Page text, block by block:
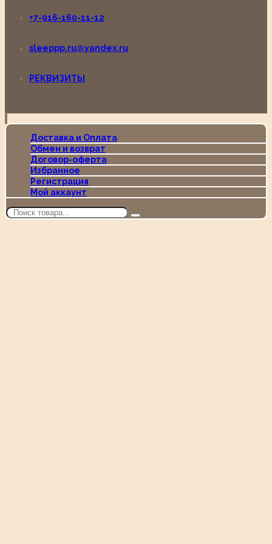
+7-916-160-11-12
sleeppp.ru@yandex.ru
РЕКВИЗИТЫ
Доставка и Оплата
Обмен и возврат
Договор-оферта
Избранное
Регистрация
Мой аккаунт